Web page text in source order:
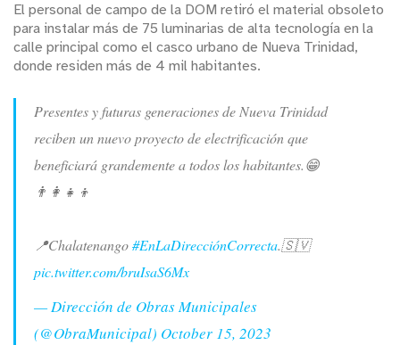
El personal de campo de la DOM retiró el material obsoleto
para instalar más de 75 luminarias de alta tecnología en la
calle principal como el casco urbano de Nueva Trinidad,
donde residen más de 4 mil habitantes.
Presentes y futuras generaciones de Nueva Trinidad
reciben un nuevo proyecto de electrificación que
beneficiará grandemente a todos los habitantes.😁
👨‍👩‍👧‍👦
📍Chalatenango#EnLaDirecciónCorrecta.🇸🇻
pic.twitter.com/bruIsaS6Mx
— Dirección de Obras Municipales
(@ObraMunicipal) October 15, 2023